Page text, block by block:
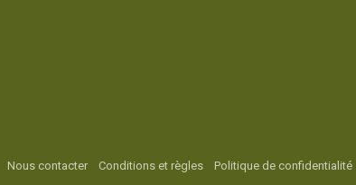
Nous contacter Conditions et règles Politique de confidentialité